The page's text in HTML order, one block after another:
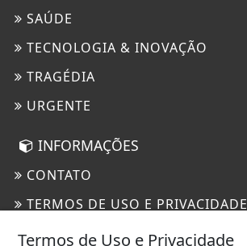
SAÚDE
TECNOLOGIA & INOVAÇÃO
TRAGÉDIA
URGENTE
INFORMAÇÕES
CONTATO
TERMOS DE USO E PRIVACIDADE
SOBRE
Termos de Uso e Privacidade